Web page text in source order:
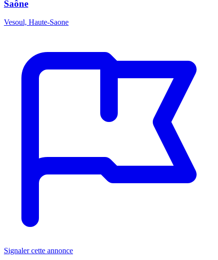
Saône
Vesoul, Haute-Saone
Signaler cette annonce